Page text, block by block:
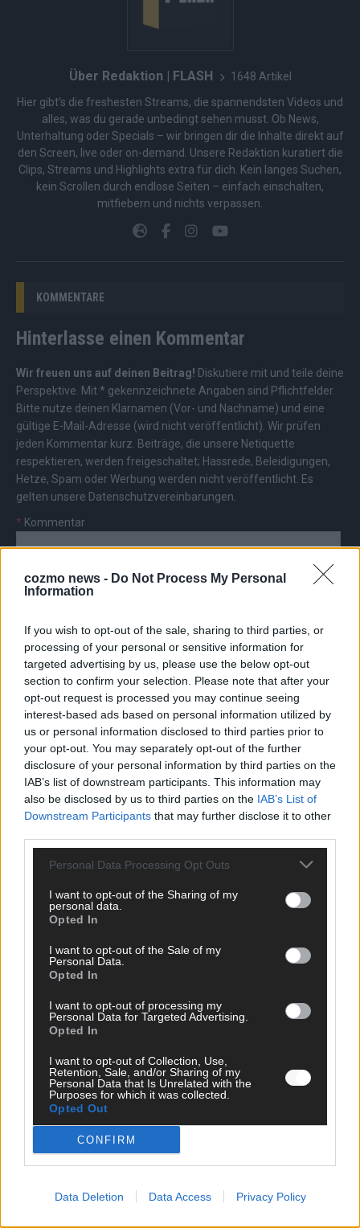
cozmo news - Do Not Process My Personal
Information
If you wish to opt-out of the sale, sharing to third parties, or
processing of your personal or sensitive information for
targeted advertising by us, please use the below opt-out
section to confirm your selection. Please note that after your
opt-out request is processed you may continue seeing
interest-based ads based on personal information utilized by
us or personal information disclosed to third parties prior to
your opt-out. You may separately opt-out of the further
disclosure of your personal information by third parties on the
IAB’s list of downstream participants. This information may
also be disclosed by us to third parties on the IAB’s List of
Downstream Participants that may further disclose it to other
Personal Data Processing Opt Outs
I want to opt-out of the Sharing of my
personal data.
Opted In
I want to opt-out of the Sale of my
Personal Data.
Opted In
I want to opt-out of processing my
Personal Data for Targeted Advertising.
Opted In
I want to opt-out of Collection, Use,
Retention, Sale, and/or Sharing of my
Personal Data that Is Unrelated with the
Purposes for which it was collected.
Opted Out
CONFIRM
Data Deletion Data Access Privacy Policy
Über Redaktion | FLASH 1648 Artikel
Hier gibt’s die freshesten Streams, die spannendsten Videos und
alles, was du gerade unbedingt sehen musst. Ob News,
Unterhaltung oder Specials – wir bringen dir die Inhalte direkt auf
den Screen, live oder on-demand. Unsere Redaktion kuratiert die
Clips, Streams und Highlights extra für dich. Kein langes Suchen,
kein Scrollen durch endlose Seiten – einfach einschalten,
mitfiebern und nichts verpassen.
KOMMENTARE
Hinterlasse einen Kommentar
Wir freuen uns auf deinen Beitrag! Diskutiere mit und teile deine
Perspektive. Mit * gekennzeichnete Angaben sind Pflichtfelder.
Bitte nutze deinen Klarnamen (Vor- und Nachname) und eine
gültige E-Mail-Adresse (wird nicht veröffentlicht). Wir prüfen
jeden Kommentar kurz. Beiträge, die unsere Netiquette
respektieren, werden freigeschaltet; Hassrede, Beleidigungen,
Hetze, Spam oder Werbung werden nicht veröffentlicht. Es
gelten unsere Datenschutzvereinbarungen
* Kommentar
Vor- und Nachname
E-Mail
FOLGE UNS BEI FACEBOOK
Herzinfarkt: Diese Symptome sind Warnzeichen